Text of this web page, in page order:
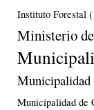
Instituto Forestal
Ministerio
Municipalidad
Municipalidad de